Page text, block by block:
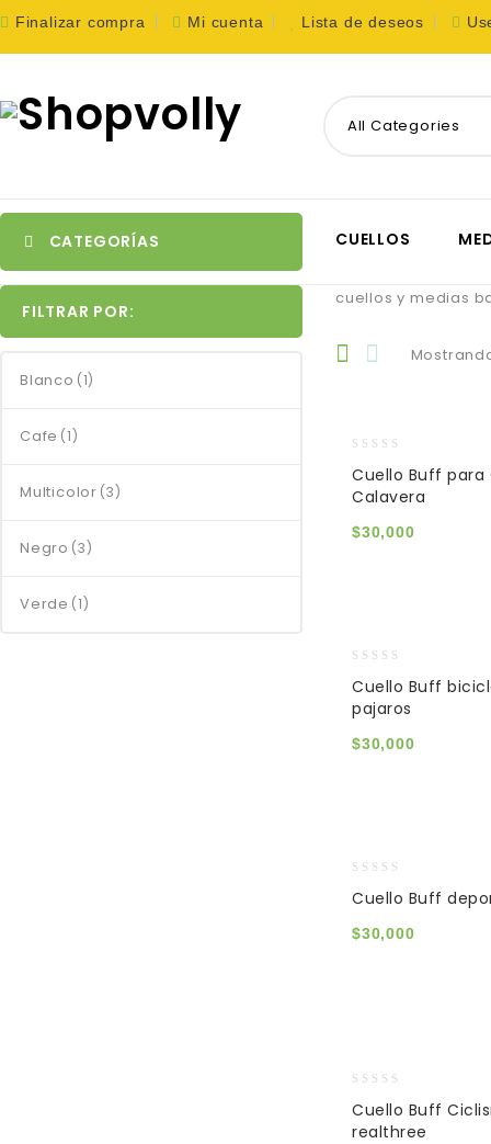
Finalizar compra Mi cuenta Lista de deseos
All Categories
CATEGORÍAS CUELLOS
cuellos y medias
out
of
Cuello Buff para
Calavera
$30,000
out
of
Cuello Buff
pajaros
$30,000
out
of
5
Cuello Buff
$30,000
out
of
Cuello Buff
realthree
FILTRAR POR:
Blanco (1)
Cafe (1)
Multicolor (3)
Negro (3)
Verde (1)